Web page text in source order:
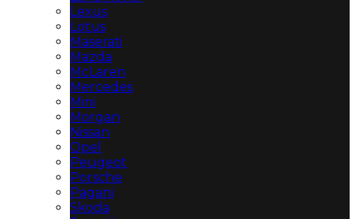
Lexus
Lotus
Maserati
Mazda
McLaren
Mercedes
Mini
Morgan
Nissan
Opel
Peugeot
Porsche
Pagani
Skoda